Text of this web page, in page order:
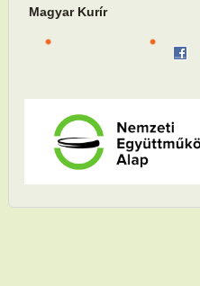
Magyar Kurír